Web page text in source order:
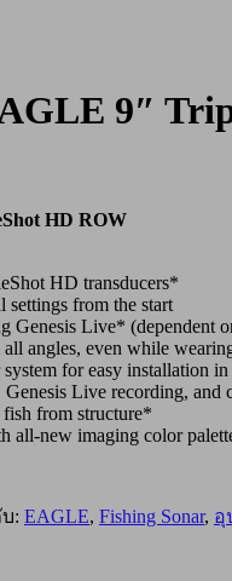
9″
HD ROW
HD transducers*
settings from the start
Genesis Live* (dependent
angles, even while
for easy installation
Live recording, and
fish from structure*
all-new imaging color
: EAGLE, Fishing Sonar, อุ